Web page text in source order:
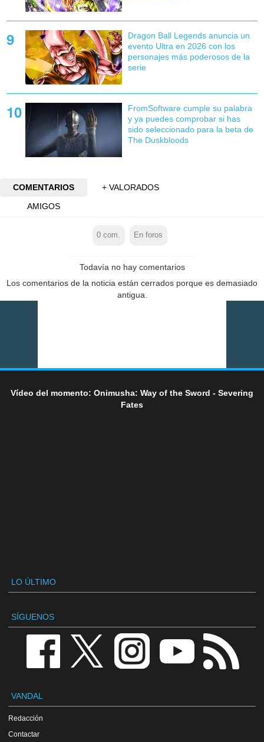
Dragon Ball Legends anuncia un
evento Ultra en 2026 con los
personajes más poderosos de la
serie
FromSoftware cumple su palabra
y ya puedes comprobar si has
sido seleccionado para la beta de
The Duskbloods
COMENTARIOS
+ VALORADOS
AMIGOS
0 com. En foros
Todavía no hay comentarios
Los comentarios de la noticia están cerrados porque es demasiado
antigua.
Vídeo del momento: Onimusha: Way of the Sword - Severing
Fates
LO ÚLTIMO
SÍGUENOS
VANDAL
Redacción
Contactar